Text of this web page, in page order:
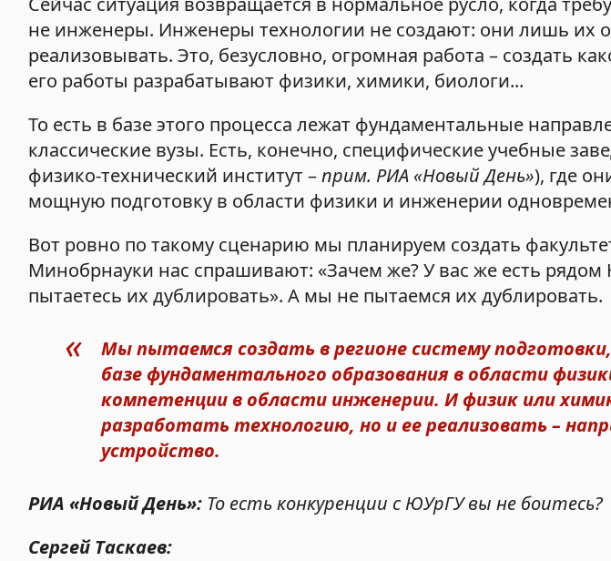
не инженеры. Инженеры технологии не создают: они лишь их
реализовывать. Это, безусловно, огромная работа – создать
его работы разрабатывают физики, химики, биологи...
То есть в базе этого процесса лежат фундаментальные
классические вузы. Есть, конечно, специфические учебные
физико-технический институт –прим. РИА «Новый День»), где
мощную подготовку в области физики и инженерии
Вот ровно по такому сценарию мы планируем создать
Минобрнауки нас спрашивают: «Зачем же? У вас же есть
пытаетесь их дублировать». А мы не пытаемся их дублировать.
Мы пытаемся создать в регионе систему
базе фундаментального образования в области
компетенции в области инженерии. И физик или
разработать технологию, но и ее реализовать –
устройство.
РИА «Новый День»: То есть конкуренции с ЮУрГУ вы не боитесь?
Сергей Таскаев: